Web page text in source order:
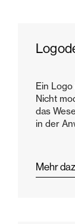
Ein
Nicht
das
in der
Mehr